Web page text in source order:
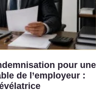
pour une
de l’employeur :